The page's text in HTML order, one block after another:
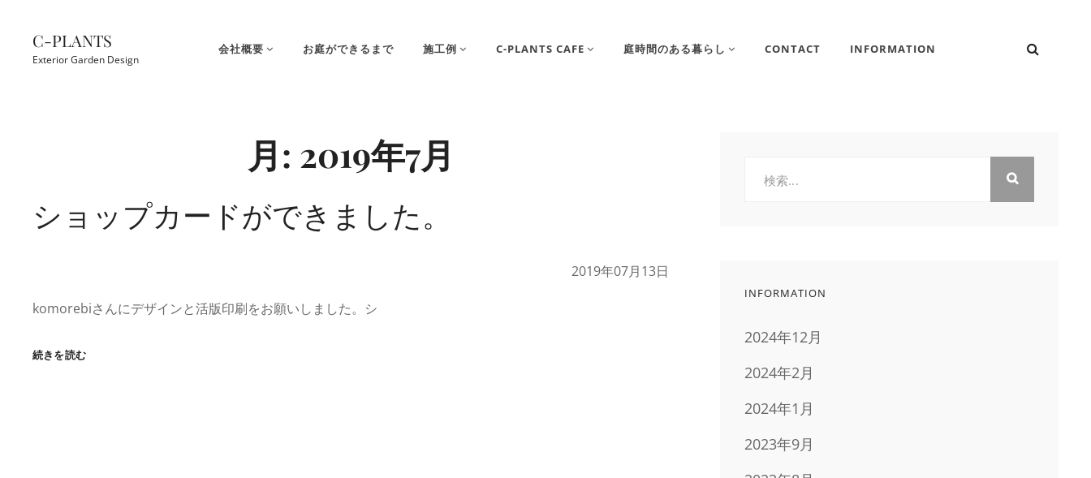
C-PLANTS
Exterior Garden Design
会社概要 お庭ができるまで 施工例 C-PLANTS CAFE 庭時間のある暮らし CONTACT INFORMATION
月: 2019年7月
ショップカードができました。
2019年07月13日
komorebiさんにデザインと活版印刷をお願いしました。シ
続きを読むシ
INFORMATION
2024年12月
2024年2月
2024年1月
2023年9月